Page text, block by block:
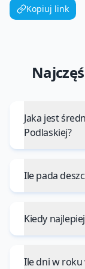
Kopiuj link
Jaka jest
Podlaskiej?
Ile pada
Kiedy
Ile dni w roku